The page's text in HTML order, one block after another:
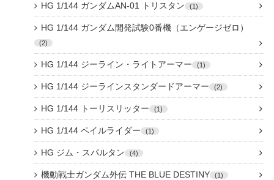
HG 1/144 ガンダムAN-01 トリスタン 1
HG 1/144 ガンダム開発試験0番機（エンゲージゼロ）
2
HG 1/144 ジーライン・ライトアーマー 1
HG 1/144 ジーラインスタンダードアーマー 2
HG 1/144 トーリスリッター 1
HG 1/144 ペイルライダー 1
HG ジム・スパルタン 4
機動戦士ガンダム外伝 THE BLUE DESTINY 1